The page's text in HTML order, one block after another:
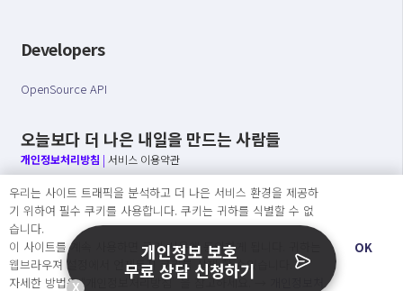
Developers
OpenSource API
오늘보다 더 나은 내일을 만드는 사람들
개인정보처리방침 | 서비스 이용약관
○ 개인정보보호 컴플라이언스를 선도하겠습니다.
○ 정보주체의 권리를 보장하겠습니다.
○ 기업의 개인정보보호를 위한 효율적 관리를 보장하겠습니다.
우리는 사이트 트래픽을 분석하고 더 나은 서비스 환경을 제공하
기 위하여 필수 쿠키를 사용합니다. 쿠키는 귀하를 식별할 수 없
습니다.
이 사이트를 계속 사용하면 쿠키 사용에 동의하게 됩니다. 귀하는
웹브라우져 설정에서 언제든지 쿠키를 삭제 할 수있습니다.
자세한 방법은 “개인정보처리방침” 을 참고하세요. →
OK
X
개인정보 보호
무료 상담 신청하기